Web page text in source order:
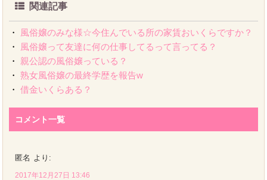
関連記事
・
風俗嬢のみな様☆今住んでいる所の家賃おいくらですか？
・
風俗嬢って友達に何の仕事してるって言ってる？
・
親公認の風俗嬢っている？
・ 熟女風俗嬢の最終学歴を報告w
・ 借金いくらある？
コメント一覧
匿名 より:
2017年12月27日 13:46